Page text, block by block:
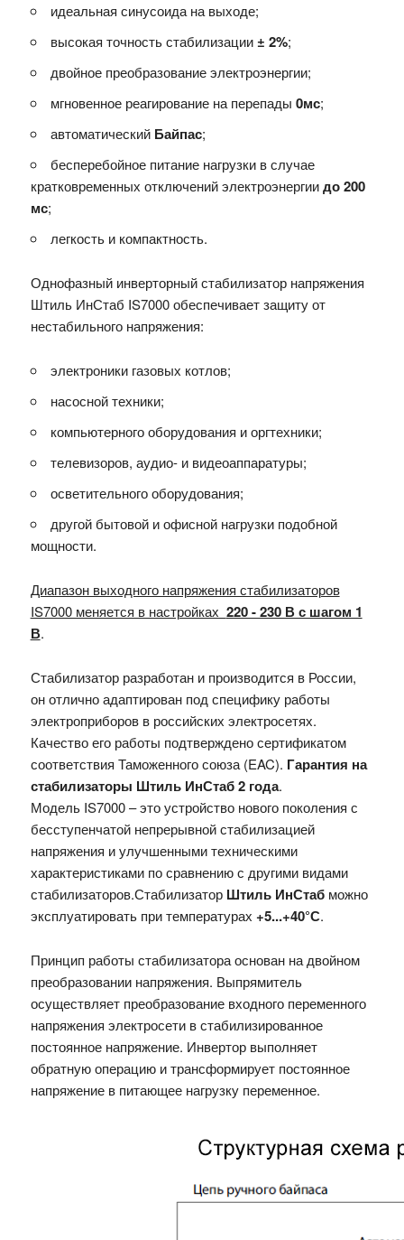
идеальная синусоида на выходе;
высокая точность стабилизации± 2%;
двойное преобразование электроэнергии;
мгновенное реагирование на перепады 0мс;
автоматический Байпас;
бесперебойное питание нагрузки в случае
кратковременных отключений электроэнергиидо 200
мс;
легкость и компактность.
Однофазный инверторный стабилизатор напряжения
Штиль ИнСтаб IS7000 обеспечивает защиту от
нестабильного напряжения:
электроники газовых котлов;
насосной техники;
компьютерного оборудования и оргтехники;
телевизоров, аудио- и видеоаппаратуры;
осветительного оборудования;
другой бытовой и офисной нагрузки подобной
мощности.
Диапазон выходного напряжения стабилизаторов
IS7000 меняется в настройках 220 - 230 В с шагом 1
В.
Стабилизатор разработан и производится в России,
он отлично адаптирован под специфику работы
электроприборов в российских электросетях.
Качество его работы подтверждено сертификатом
соответствия Таможенного союза (EAC). Гарантия на
стабилизаторы Штиль ИнСтаб 2 года.
Модель IS7000 – это устройство нового поколения с
бесступенчатой непрерывной стабилизацией
напряжения и улучшенными техническими
характеристиками по сравнению с другими видами
стабилизаторов.Стабилизатор Штиль ИнСтаб можно
эксплуатировать при температурах +5...+40°С.
Принцип работы стабилизатора основан на двойном
преобразовании напряжения. Выпрямитель
осуществляет преобразование входного переменного
напряжения электросети в стабилизированное
постоянное напряжение. Инвертор выполняет
обратную операцию и трансформирует постоянное
напряжение в питающее нагрузку переменное.